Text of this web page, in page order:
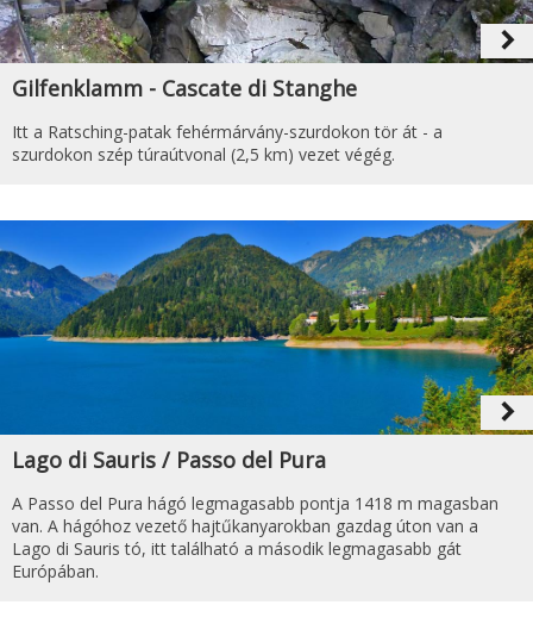
navigate_next
Gilfenklamm - Cascate di Stanghe
Itt a Ratsching-patak fehérmárvány-szurdokon tör át - a
szurdokon szép túraútvonal (2,5 km) vezet végég.
navigate_next
Lago di Sauris / Passo del Pura
A Passo del Pura hágó legmagasabb pontja 1418 m magasban
van. A hágóhoz vezető hajtűkanyarokban gazdag úton van a
Lago di Sauris tó, itt található a második legmagasabb gát
Európában.